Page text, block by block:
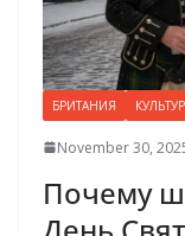
БРИТАНИЯ
November 30,
Почему